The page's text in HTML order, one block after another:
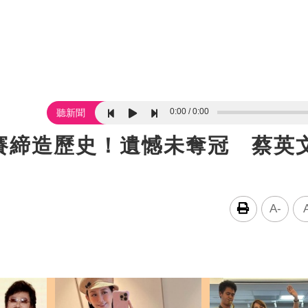
聽新聞 0:00 0:00
締造歷史！遺憾未奪冠 蔡英
A-